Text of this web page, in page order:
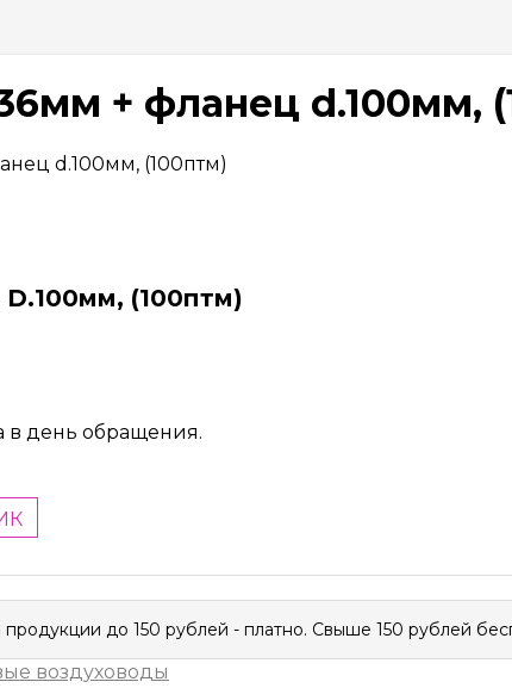
+ фланец d.100мм,
d.100мм, (100птм)
(100птм)
в день обращения.
продукции до 150 рублей - платно. Свыше 150 рублей
воздуховоды